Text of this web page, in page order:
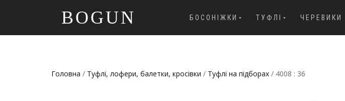
BOGUN БОСОНІЖКИ ТУФЛІ ЧЕРЕВИКИ
Головна / Туфлі, лофери, балетки, кросівки / Туфлі на підборах / 4008 : 36